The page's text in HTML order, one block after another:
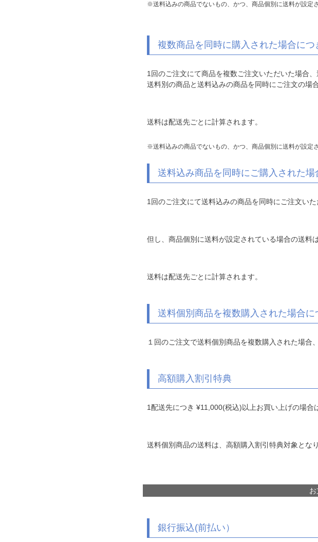
送料込みの商品でないもの、かつ、商品個別に送料が設定
複数商品を同時に購入された場合につ
1回のご注文にて商品を複数ご注文いただいた場合
送料別の商品と送料込みの商品を同時にご注文の場
送料は配送先ごとに計算されます。
送料込みの商品でないもの、かつ、商品個別に送料が設定
送料込み商品を同時にご購入された場
1回のご注文にて送料込みの商品を同時にご注文い
但し、商品個別に送料が設定されている場合の送料
送料は配送先ごとに計算されます。
送料個別商品を複数購入された場合に
１回のご注文で送料個別商品を複数購入された場合
高額購入割引特典
1配送先につき ¥11,000(税込)以上お買い上げの場合
送料個別商品の送料は、高額購入割引特典対象となり
銀行振込(前払い）